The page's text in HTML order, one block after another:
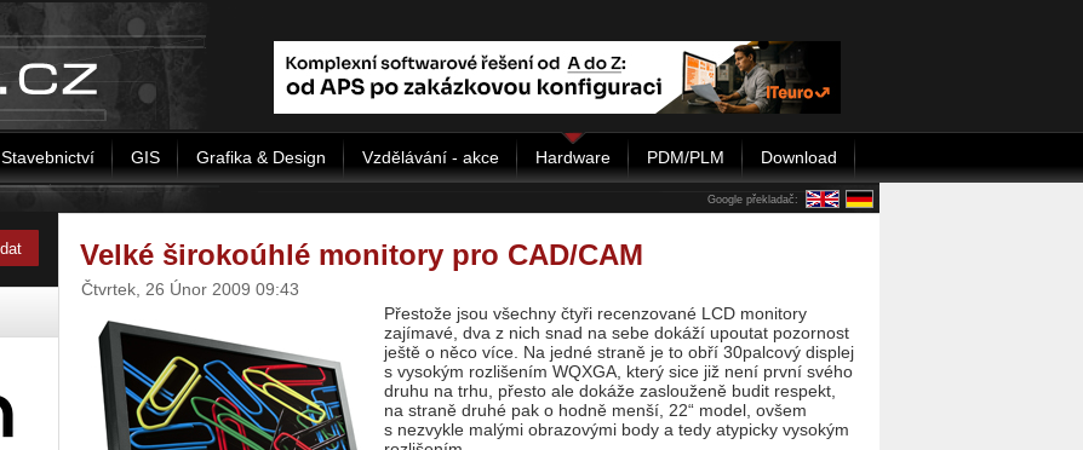
Stavebnictví GIS Grafika & Design Vzdělávání - akce Hardware PDM/PLM Download
Google překladač:
Velké širokoúhlé monitory pro CAD/CAM
Čtvrtek, 26 Únor 2009 09:43
Přestože jsou všechny čtyři recenzované LCD monitory
zajímavé, dva z nich snad na sebe dokáží upoutat pozornost
ještě o něco více. Na jedné straně je to obří 30palcový displej
s vysokým rozlišením WQXGA, který sice již není první svého
druhu na trhu, přesto ale dokáže zaslouženě budit respekt,
na straně druhé pak o hodně menší, 22“ model, ovšem
s nezvykle malými obrazovými body a tedy atypicky vysokým